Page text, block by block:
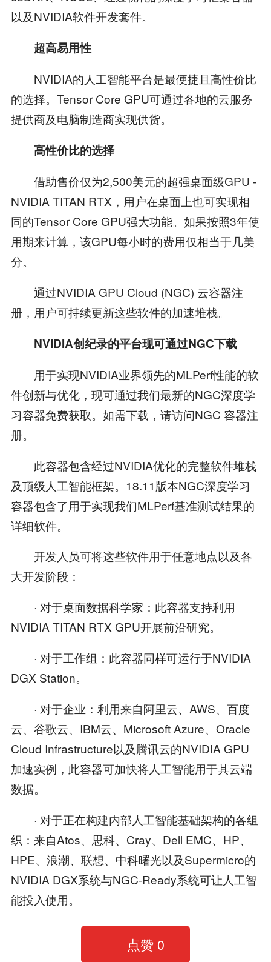
以及NVIDIA软件开发套件。
超高易用性
NVIDIA的人工智能平台是最便捷且高性价比
的选择。Tensor Core GPU可通过各地的云服务
提供商及电脑制造商实现供货。
高性价比的选择
借助售价仅为2,500美元的超强桌面级GPU -
NVIDIA TITAN RTX，用户在桌面上也可实现相
同的Tensor Core GPU强大功能。如果按照3年使
用期来计算，该GPU每小时的费用仅相当于几美
分。
通过NVIDIA GPU Cloud (NGC) 云容器注
册，用户可持续更新这些软件的加速堆栈。
NVIDIA创纪录的平台现可通过NGC下载
用于实现NVIDIA业界领先的MLPerf性能的软
件创新与优化，现可通过我们最新的NGC深度学
习容器免费获取。如需下载，请访问NGC 容器注
册。
此容器包含经过NVIDIA优化的完整软件堆栈
及顶级人工智能框架。18.11版本NGC深度学习
容器包含了用于实现我们MLPerf基准测试结果的
详细软件。
开发人员可将这些软件用于任意地点以及各
大开发阶段：
· 对于桌面数据科学家：此容器支持利用
NVIDIA TITAN RTX GPU开展前沿研究。
· 对于工作组：此容器同样可运行于NVIDIA
DGX Station。
· 对于企业：利用来自阿里云、AWS、百度
云、谷歌云、IBM云、Microsoft Azure、Oracle
Cloud Infrastructure以及腾讯云的NVIDIA GPU
加速实例，此容器可加快将人工智能用于其云端
数据。
· 对于正在构建内部人工智能基础架构的各组
织：来自Atos、思科、Cray、Dell EMC、HP、
HPE、浪潮、联想、中科曙光以及Supermicro的
NVIDIA DGX系统与NGC-Ready系统可让人工智
能投入使用。
点赞 0